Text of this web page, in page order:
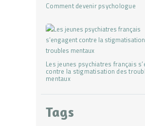
Comment devenir psychologue
Les jeunes psychiatres français
contre la stigmatisation des
mentaux
Tags